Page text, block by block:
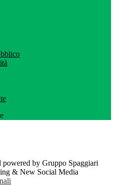
by Gruppo Spaggiari
& New Social Media